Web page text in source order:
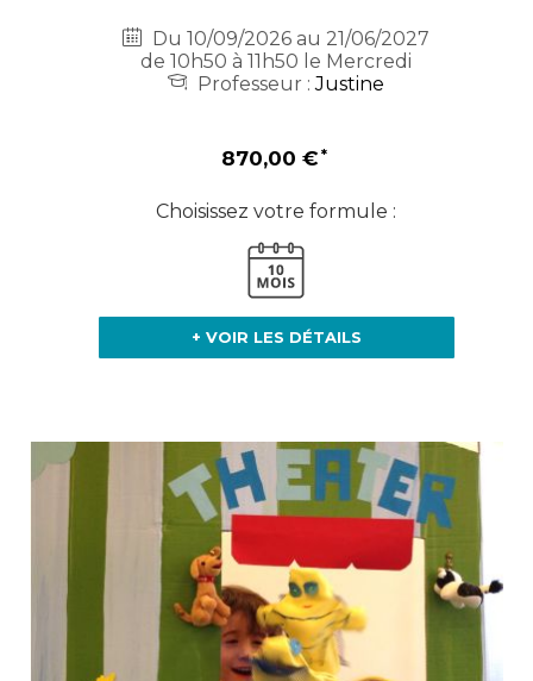
Du 10/09/2026 au 21/06/2027
de 10h50 à 11h50 le Mercredi
Professeur :Justine
870,00 €
Choisissez votre formule :
+ VOIR LES DÉTAILS